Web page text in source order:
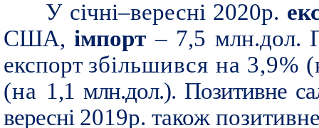
У січні–вересні 2020р.
США,імпорт – 7,5 млн.дол.
експорт збільшився на 3,9%
(на 1,1 млн.дол.). Позитивне
вересні 2019р. також